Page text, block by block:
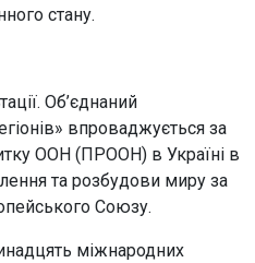
стану.
Об’єднаний
впроваджується за
ООН (ПРООН) в Україні в
та розбудови миру за
Союзу.
міжнародних